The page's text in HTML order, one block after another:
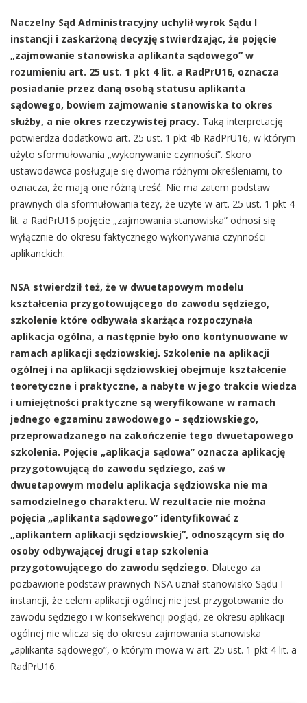
Naczelny Sąd Administracyjny uchylił wyrok Sądu I
instancji i zaskarżoną decyzję stwierdzając, że pojęcie
„zajmowanie stanowiska aplikanta sądowego” w
rozumieniu art. 25 ust. 1 pkt 4 lit. a RadPrU16, oznacza
posiadanie przez daną osobą statusu aplikanta
sądowego, bowiem zajmowanie stanowiska to okres
służby, a nie okres rzeczywistej pracy. Taką interpretację
potwierdza dodatkowo art. 25 ust. 1 pkt 4b RadPrU16, w którym
użyto sformułowania „wykonywanie czynności”. Skoro
ustawodawca posługuje się dwoma różnymi określeniami, to
oznacza, że mają one różną treść. Nie ma zatem podstaw
prawnych dla sformułowania tezy, że użyte w art. 25 ust. 1 pkt 4
lit. a RadPrU16 pojęcie „zajmowania stanowiska” odnosi się
wyłącznie do okresu faktycznego wykonywania czynności
aplikanckich.
NSA stwierdził też, że w dwuetapowym modelu
kształcenia przygotowującego do zawodu sędziego,
szkolenie które odbywała skarżąca rozpoczynała
aplikacja ogólna, a następnie było ono kontynuowane w
ramach aplikacji sędziowskiej. Szkolenie na aplikacji
ogólnej i na aplikacji sędziowskiej obejmuje kształcenie
teoretyczne i praktyczne, a nabyte w jego trakcie wiedza
i umiejętności praktyczne są weryfikowane w ramach
jednego egzaminu zawodowego – sędziowskiego,
przeprowadzanego na zakończenie tego dwuetapowego
szkolenia. Pojęcie „aplikacja sądowa” oznacza aplikację
przygotowującą do zawodu sędziego, zaś w
dwuetapowym modelu aplikacja sędziowska nie ma
samodzielnego charakteru. W rezultacie nie można
pojęcia „aplikanta sądowego” identyfikować z
„aplikantem aplikacji sędziowskiej”, odnoszącym się do
osoby odbywającej drugi etap szkolenia
przygotowującego do zawodu sędziego. Dlatego za
pozbawione podstaw prawnych NSA uznał stanowisko Sądu I
instancji, że celem aplikacji ogólnej nie jest przygotowanie do
zawodu sędziego i w konsekwencji pogląd, że okresu aplikacji
ogólnej nie wlicza się do okresu zajmowania stanowiska
„aplikanta sądowego”, o którym mowa w art. 25 ust. 1 pkt 4 lit. a
RadPrU16.